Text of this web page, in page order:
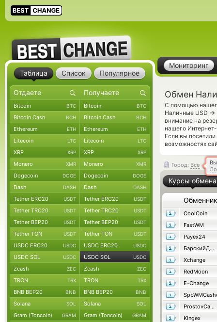
Мониторинг
Обмен
С помощью
Наличные USD →
внимание на
нашего
Если вы
возможностях
Город: Все
Курсы обмена
Обменник
CoolCoin
FastWM
Payex24
БарскийДворОбмен
Xchange
RedMoon
E-Change
ProstovCash
Kingex
Таблица Список Популярное
Bitcoin BTC Bitcoin BTC
Bitcoin Cash BCH Bitcoin Cash BCH
Ethereum ETH Ethereum ETH
Litecoin LTC Litecoin LTC
XRP XRP XRP XRP
Monero XMR Monero XMR
Dogecoin DOGE Dogecoin DOGE
Dash DASH Dash DASH
Tether ERC20 USDT Tether ERC20 USDT
Tether TRC20 USDT Tether TRC20 USDT
Tether BEP20 USDT Tether BEP20 USDT
Tether TON USDT Tether TON USDT
USDC ERC20 USDC USDC ERC20 USDC
USDC SOL USDC USDC SOL USDC
Zcash ZEC Zcash ZEC
TRON TRX TRON TRX
BNB BEP20 BNB BNB BEP20 BNB
Solana SOL Solana SOL
Gram (Toncoin) GRAM Gram (Toncoin) GRAM